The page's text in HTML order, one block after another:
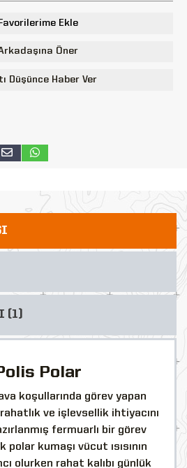
Favorilerime Ekle
Öner
Düşünce Haber Ver
(1)
Polar
koşullarında görev yapan
ve işlevsellik ihtiyacını
fermuarlı bir görev
kumaşı vücut ısısının
olurken rahat kalıbı günlük